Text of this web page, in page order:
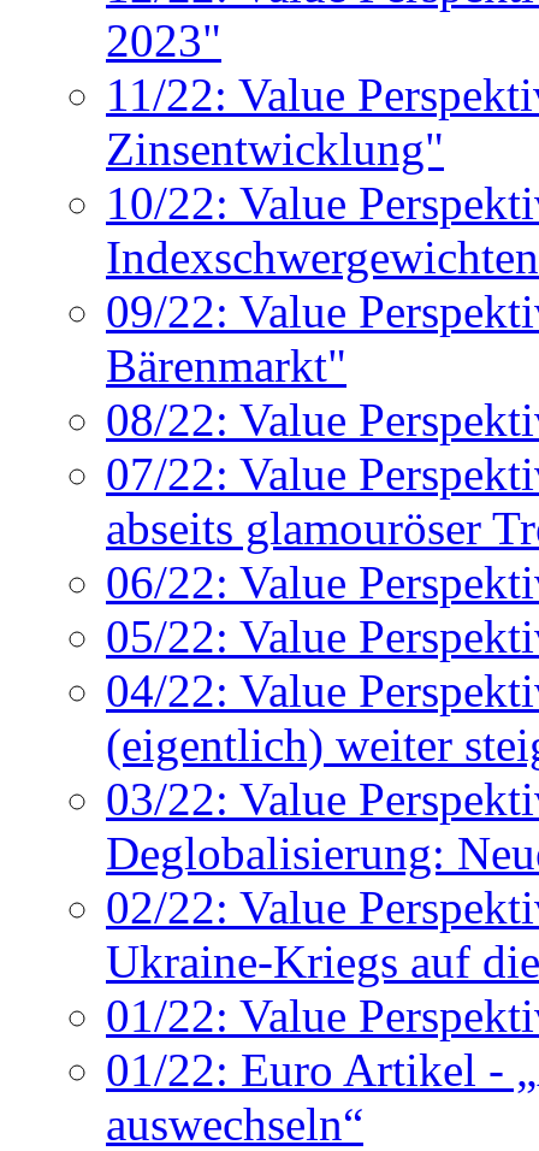
2023"
11/22: Value
Zinsentwicklung"
10/22: Value
09/22: Value
Bärenmarkt"
08/22: Value
07/22: Value
abseits glamouröser
06/22: Value
05/22: Value
04/22: Value
(eigentlich) weiter
03/22: Value
Deglobalisierung:
02/22: Value
Ukraine-Kriegs auf
01/22: Value
01/22: Euro Artikel -
auswechseln“